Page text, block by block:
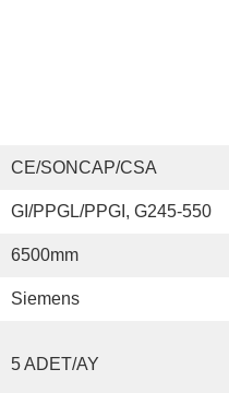
CE/SONCAP/CSA
GI/PPGL/PPGI, G245-550
6500mm
Siemens
5 ADET/AY